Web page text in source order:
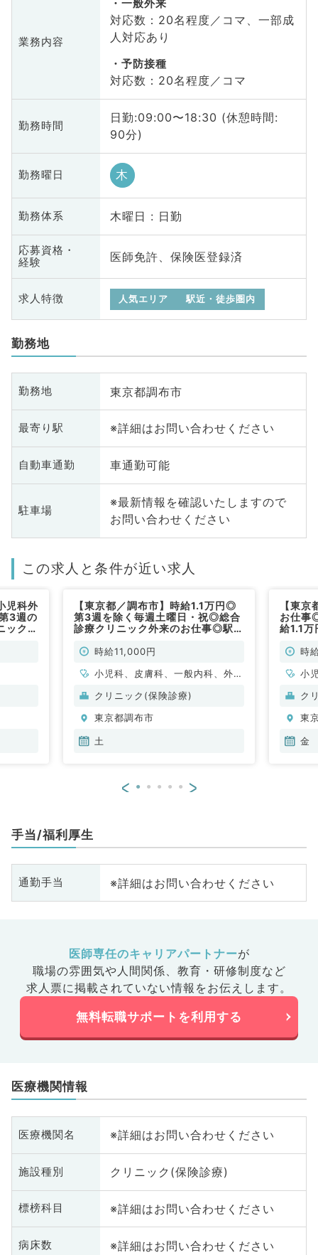
業務内容
一般外来
対応数：20名程度／コマ、一部成
人対応あり
予防接種
対応数：20名程度／コマ
勤務時間
日勤:09:00〜18:30 (休憩時間:
90分)
勤務曜日 木
勤務体系 木曜日 : 日勤
応募資格・
経験
医師免許、保険医登録済
求人特徴 人気エリア 駅近・徒歩圏内
勤務地
勤務地 東京都調布市
最寄り駅 ※詳細はお問い合わせください
自動車通勤 車通勤可能
駐車場
※最新情報を確認いたしますので
お問い合わせください
この求人と条件が近い求人
児科外
3週の
ックで
【東京都／調布市】時給1.1万円◎
第3週を除く毎週土曜日・祝◎総合
診療クリニック外来のお仕事◎駅徒
般内科／非常勤）
時給11,000円
小児科、皮膚科、一般内科、外科
系全般、一般外科、総合診療科
クリニック(保険診療)
東京都調布市
土
【東
お仕事
給1.1
時
小
ク
東
金
< >
手当/福利厚生
通勤手当 ※詳細はお問い合わせください
医師専任のキャリアパートナーが
職場の雰囲気や人間関係、 教育・研修制度など
求人票に掲載されていない情報をお伝えします。
無料転職サポートを利用する
医療機関情報
医療機関名 ※詳細はお問い合わせください
施設種別 クリニック(保険診療)
標榜科目 ※詳細はお問い合わせください
病床数 ※詳細はお問い合わせください